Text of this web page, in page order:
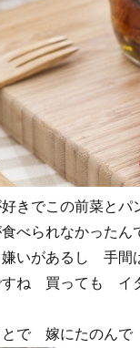
でこの前菜とパ
べられなかったん
いがあるし 手間
すね 買っても イ
で 嫁にたのんで